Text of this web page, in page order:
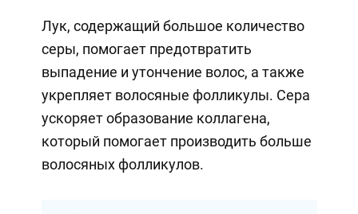
Лук, содержащий большое количество
серы, помогает предотвратить
выпадение и утончение волос, а также
укрепляет волосяные фолликулы. Сера
ускоряет образование коллагена,
который помогает производить больше
волосяных фолликулов.